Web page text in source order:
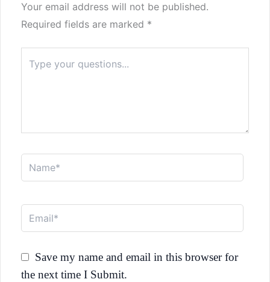
Your email address will not be published.
Required fields are marked *
here..
Name*
Email*
Save my name and email in this browser for
the next time I Submit.